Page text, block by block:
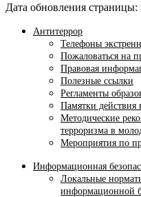
Дата обновления страницы:
Антитеррор
Телефоны
Пожаловаться на
Правовая
Полезные ссылки
Регламенты
Памятки действия
Методические
терроризма в
Мероприятия по
Информационная
Локальные
информационной